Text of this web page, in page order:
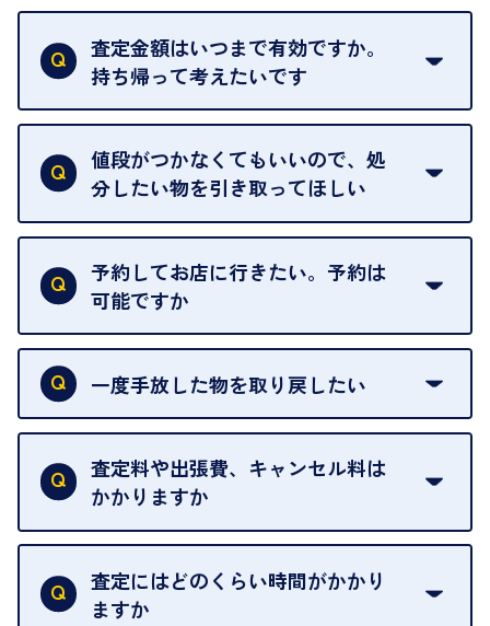
はい。全店舗一律です。
ただし、中古市場は日々変動するため、査定した日
によって査定額が変わることはございます。
査定金額はいつまで有効ですか。
持ち帰って考えたいです
査定額は当日限り有効です。
中古市場が日々変動するため、翌日には査定額が変
わることがございます。
値段がつかなくてもいいので、処
分したい物を引き取ってほしい
再販不可能な物は、場合によってはお断りすること
がございます。ご了承ください。
予約してお店に行きたい。予約は
可能ですか
申し訳ありませんが、現在はご来店の予約は承って
おりません。
を整えておりますので、お好きな時にお越しくださ
い。
お急ぎの場合はスタッフに一言お声がけください。
可能な限り、迅速に対応させていただきます。
一度手放した物を取り戻したい
当店は質店ではありませんので、買い取ったお品物
は基本的に販売へと回されます。買い戻しはできま
せんので、ご了承ください。
グオフが可能です。
契約破棄という形で、お品物をお戻しすることがで
きます。
査定料や出張費、キャンセル料は
かかりますか
一切いただいておりません。査定金額にご納得いた
だけない場合は、その場でお断りいただいても問題
ございません。お気軽にご相談ください。
査定にはどのくらい時間がかかり
ますか